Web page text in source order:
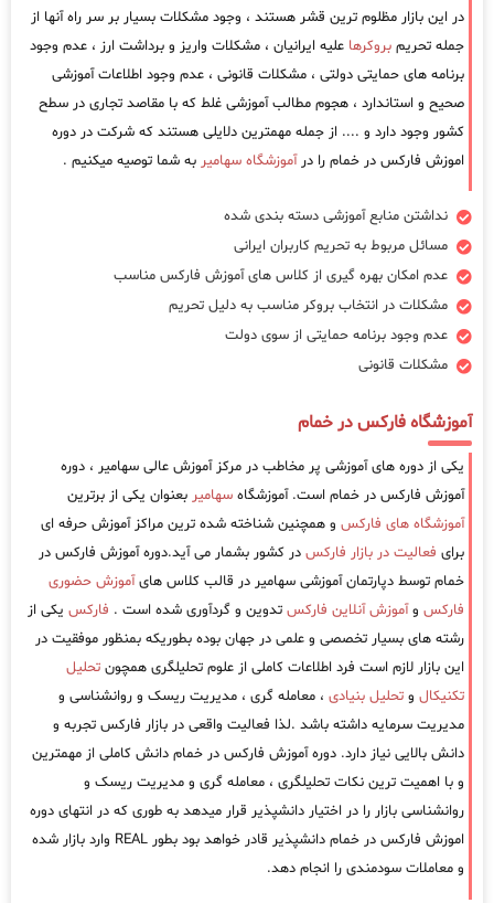
در این بازار مظلوم ترین قشر هستند ، وجود مشکلات بسیار بر سر راه آنها از
جمله تحریم بروکرها علیه ایرانیان ، مشکلات واریز و برداشت ارز ، عدم وجود
برنامه های حمایتی دولتی ، مشکلات قانونی ، عدم وجود اطلاعات آموزشی
صحیح و استاندارد ، هجوم مطالب آموزشی غلط که با مقاصد تجاری در سطح
کشور وجود دارد و .... از جمله مهمترین دلایلی هستند که شرکت در دوره
اموزش فارکس در خمام را درآموزشگاه سهامیر به شما توصیه میکنیم .
نداشتن منابع آموزشی دسته بندی شده
مسائل مربوط به تحریم کاربران ایرانی
عدم امکان بهره گیری از کلاس های آموزش فارکس مناسب
مشکلات در انتخاب بروکر مناسب به دلیل تحریم
عدم وجود برنامه حمایتی از سوی دولت
مشکلات قانونی
آموزشگاه فارکس در خمام
یکی از دوره های آموزشی پر مخاطب در مرکز آموزش عالی سهامیر ، دوره
آموزش فارکس در خمام است. آموزشگاه سهامیر بعنوان یکی از برترین
آموزشگاه های فارکس و همچنین شناخته شده ترین مراکز آموزش حرفه ای
برای فعالیت در بازار فارکس در کشور بشمار می آید.دوره آموزش فارکس در
خمام توسط دپارتمان آموزشی سهامیر در قالب کلاس هایآموزش حضوری
فارکس وآموزش آنلاین فارکس تدوین و گردآوری شده است . فارکس یکی از
رشته های بسیار تخصصی و علمی در جهان بوده بطوریکه بمنظور موفقیت در
این بازار لازم است فرد اطلاعات کاملی از علوم تحلیلگری همچون تحلیل
تکنیکال و تحلیل بنیادی ، معامله گری ، مدیریت ریسک و روانشناسی و
مدیریت سرمایه داشته باشد .لذا فعالیت واقعی در بازار فارکس تجربه و
دانش بالایی نیاز دارد. دوره آموزش فارکس در خمام دانش کاملی از مهمترین
و با اهمیت ترین نکات تحلیلگری ، معامله گری و مدیریت ریسک و
روانشناسی بازار را در اختیار دانشپذیر قرار میدهد به طوری که در انتهای دوره
اموزش فارکس در خمام دانشپذیر قادر خواهد بود بطور REAL وارد بازار شده
و معاملات سودمندی را انجام دهد.